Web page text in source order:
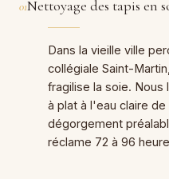
01Nettoyage des tapis en
Dans la vieille ville
collégiale Saint-
fragilise la soie. Nous
à plat à l'eau claire
dégorgement
réclame 72 à 96